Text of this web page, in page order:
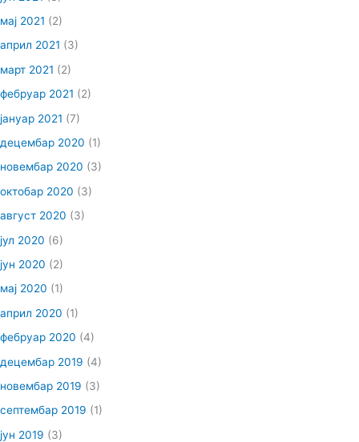
мај 2021 (2)
април 2021 (3)
март 2021 (2)
фебруар 2021 (2)
јануар 2021 (7)
децембар 2020 (1)
новембар 2020 (3)
октобар 2020 (3)
август 2020 (3)
јул 2020 (6)
јун 2020 (2)
мај 2020 (1)
април 2020 (1)
фебруар 2020 (4)
децембар 2019 (4)
новембар 2019 (3)
септембар 2019 (1)
јун 2019 (3)